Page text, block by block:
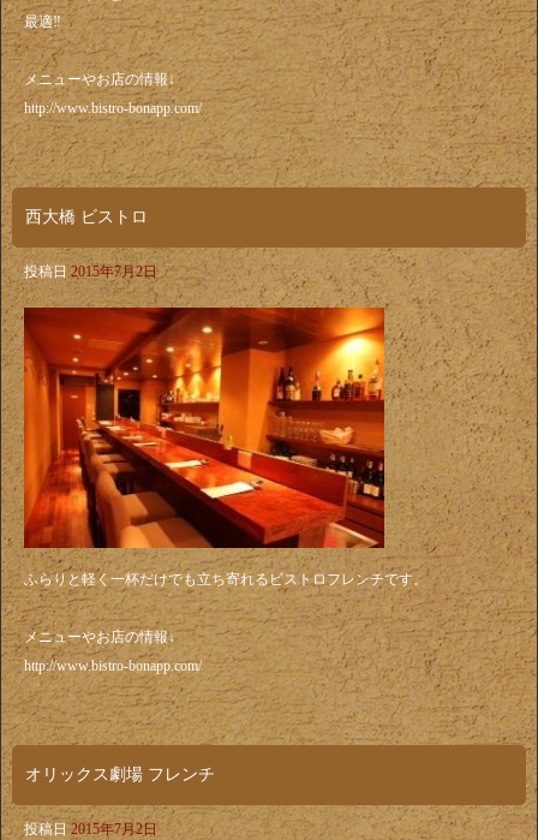
最適‼️
メニューやお店の情報↓
http://www.bistro-bonapp.com/
西大橋 ビストロ
投稿日 2015年7月2日
ふらりと軽く一杯だけでも立ち寄れるビストロフレンチです。
メニューやお店の情報↓
http://www.bistro-bonapp.com/
オリックス劇場 フレンチ
投稿日 2015年7月2日